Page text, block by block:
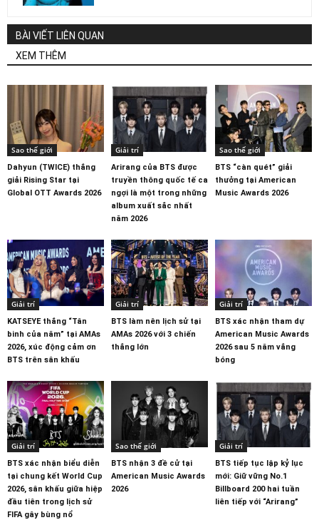
BÀI VIẾT LIÊN QUAN
XEM THÊM
Sao thế giới
Dahyun (TWICE) thắng
giải Rising Star tại
Global OTT Awards 2026
Giải trí
Arirang của BTS được
truyền thông quốc tế ca
ngợi là một trong những
album xuất sắc nhất
năm 2026
Sao thế giới
BTS “càn quét” giải
thưởng tại American
Music Awards 2026
Giải trí
KATSEYE thắng “Tân
binh của năm” tại AMAs
2026, xúc động cảm ơn
BTS trên sân khấu
Giải trí
BTS làm nên lịch sử tại
AMAs 2026 với 3 chiến
thắng lớn
Giải trí
BTS xác nhận tham dự
American Music Awards
2026 sau 5 năm vắng
bóng
Giải trí
BTS xác nhận biểu diễn
tại chung kết World Cup
2026, sân khấu giữa hiệp
đầu tiên trong lịch sử
FIFA gây bùng nổ
Sao thế giới
BTS nhận 3 đề cử tại
American Music Awards
2026
Giải trí
BTS tiếp tục lập kỷ lục
mới: Giữ vững No.1
Billboard 200 hai tuần
liên tiếp với “Arirang”